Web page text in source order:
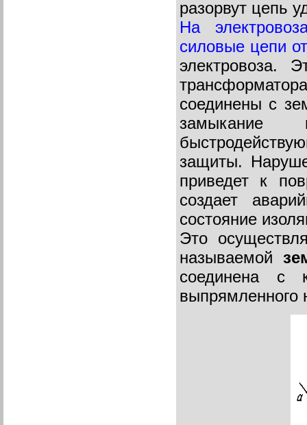
разорвут цепь
На
силовые цепи
электровоза.
соединены с
замыкание
защиты.
приведет к
создает
состояние
Это
называемой
соединена с
выпрямленного